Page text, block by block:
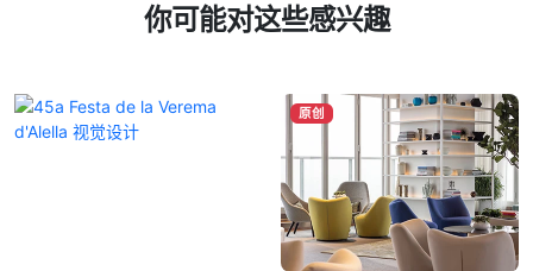
你可能对这些感兴趣
原创